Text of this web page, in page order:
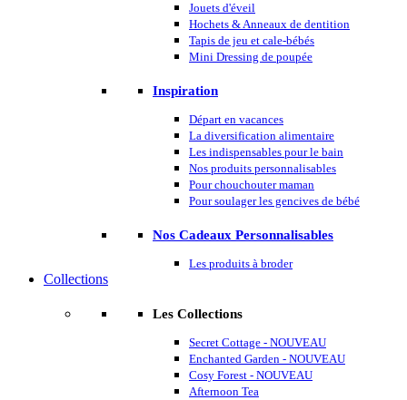
Jouets d'éveil
Hochets & Anneaux de dentition
Tapis de jeu et cale-bébés
Mini Dressing de poupée
Inspiration
Départ en vacances
La diversification alimentaire
Les indispensables pour le bain
Nos produits personnalisables
Pour chouchouter maman
Pour soulager les gencives de bébé
Nos Cadeaux Personnalisables
Les produits à broder
Collections
Les Collections
Secret Cottage - NOUVEAU
Enchanted Garden - NOUVEAU
Cosy Forest - NOUVEAU
Afternoon Tea